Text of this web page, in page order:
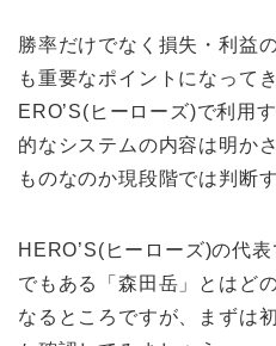
勝率だけでなく損失・利益
も重要なポイントになって
ERO’S(ヒーローズ)で利用
的なシステムの内容は明か
ものなのか現段階では判断
HERO’S(ヒーローズ)の代
でもある「森田岳」とはど
なるところですが、まずは